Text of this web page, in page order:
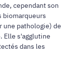
cependant son
biomarqueurs
une pathologie) de
Elle s'agglutine
dans les